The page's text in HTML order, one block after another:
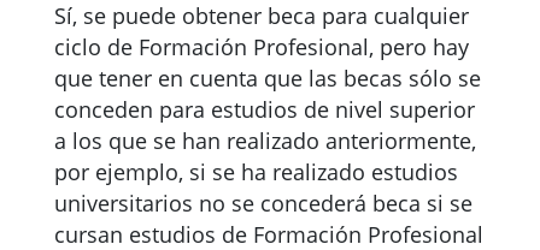
Sí, se puede obtener beca para cualquier
ciclo de Formación Profesional, pero hay
que tener en cuenta que las becas sólo se
conceden para estudios de nivel superior
a los que se han realizado anteriormente,
por ejemplo, si se ha realizado estudios
universitarios no se concederá beca si se
cursan estudios de Formación Profesional